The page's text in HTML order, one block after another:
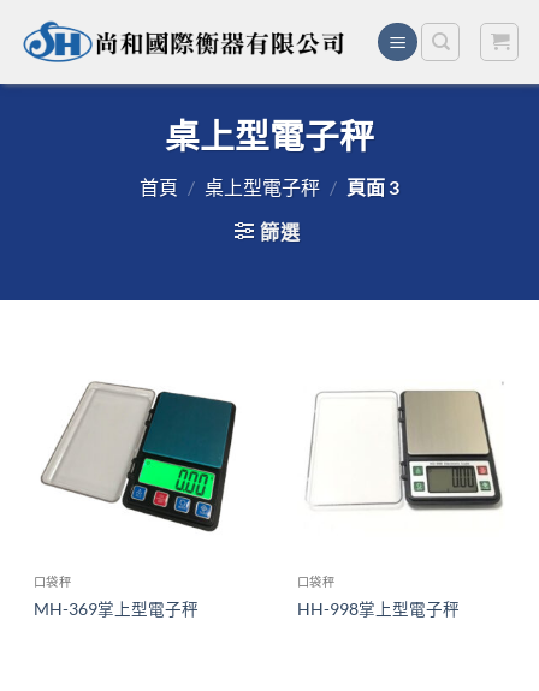
桌上型電子秤
首頁 / 桌上型電子秤 / 頁面 3
篩選
口袋秤
MH-369掌上型電子秤
口袋秤
HH-998掌上型電子秤